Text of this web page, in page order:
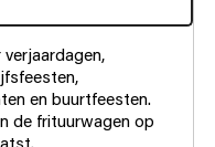
en buurtfeesten.
de frituurwagen op